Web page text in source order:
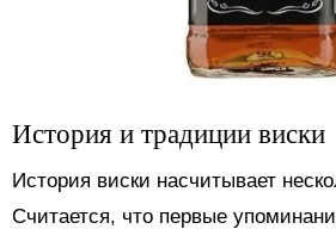
История и традиции виски
История виски насчитывает
Считается, что первые